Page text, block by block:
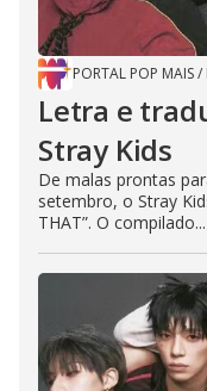
PORTAL POP MAIS/
Letra e
Stray Kids
De malas prontas
setembro, o Stray
THAT”. O compilado...